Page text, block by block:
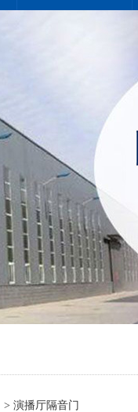
> 演播厅隔音门